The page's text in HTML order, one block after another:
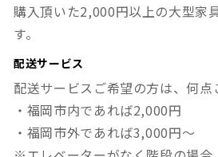
購入頂いた2,000円以上の大型家
す。
配送サービス
配送サービスご希望の方は、何点
・福岡市内であれば2,000円
・福岡市外であれば3,000円～